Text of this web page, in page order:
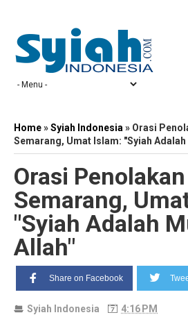
Home»Syiah Indonesia » Orasi
Semarang, Umat Islam: "Syiah
Orasi
Semarang,
"Syiah Adalah
Allah"
Share on Facebook
Syiah Indonesia 4:16 PM